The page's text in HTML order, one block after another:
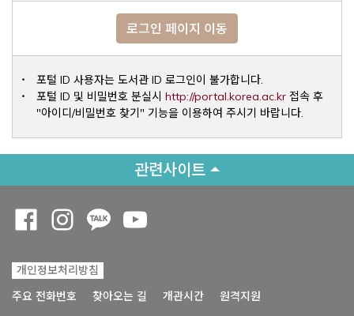
로그인 페이지 이동
포털 ID 사용자는 도서관 ID 로그인이 불가합니다.
포털 ID 및 비밀번호 분실시 http://portal.korea.ac.krOpens a
접속 후
"아이디/비밀번호 찾기" 기능을 이용하여 주시기 바랍니다.
관련사이트
개인정보처리방침
주요 전화번호
찾아오는 길 개관시간 원격지원
Opens a new window
Opens a new window
Opens a new window